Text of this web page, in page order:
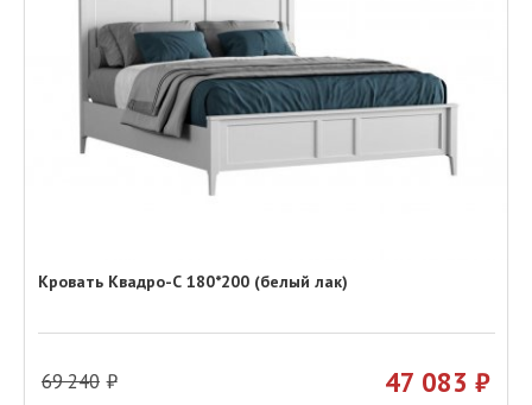
Кровать Квадро-С 180*200 (белый лак)
69 240 47 083